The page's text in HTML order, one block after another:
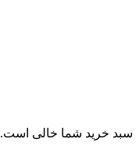
سبد خرید شما خالی است.